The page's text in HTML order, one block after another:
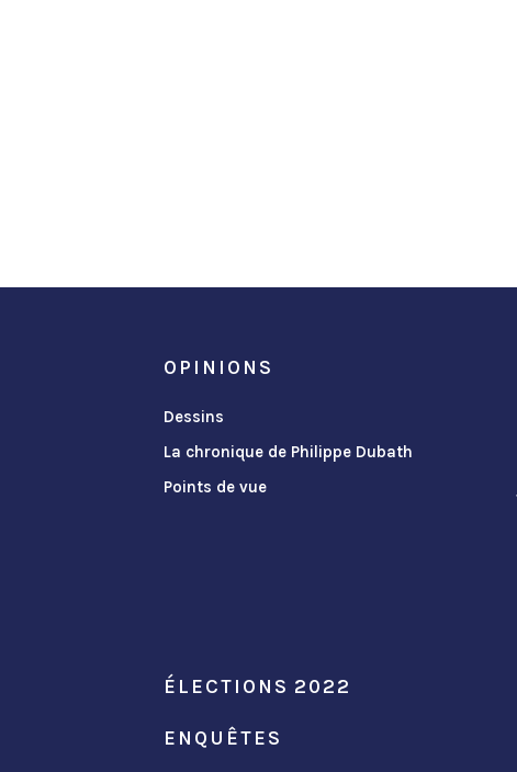
OPINIONS
Dessins
La chronique de Philippe Dubath
Points de vue
ÉLECTIONS 2022
ENQUÊTES